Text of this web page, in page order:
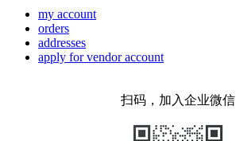
my account
orders
addresses
apply for vendor account
扫码，加入企业微信